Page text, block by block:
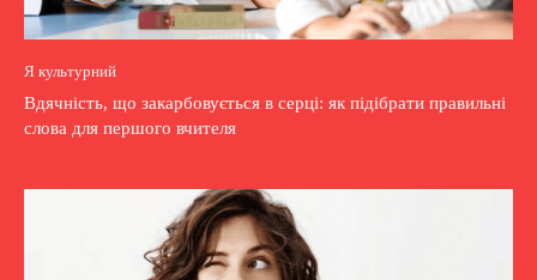
Я культурний
Вдячність, що закарбовується в серці: як підібрати правильні
слова для першого вчителя